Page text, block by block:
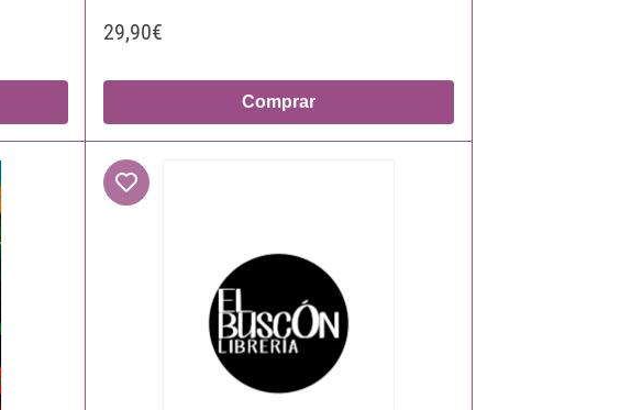
29,90€
Comprar